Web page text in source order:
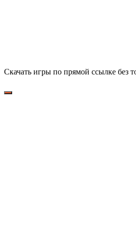
Скачать игры по прямой ссылке без